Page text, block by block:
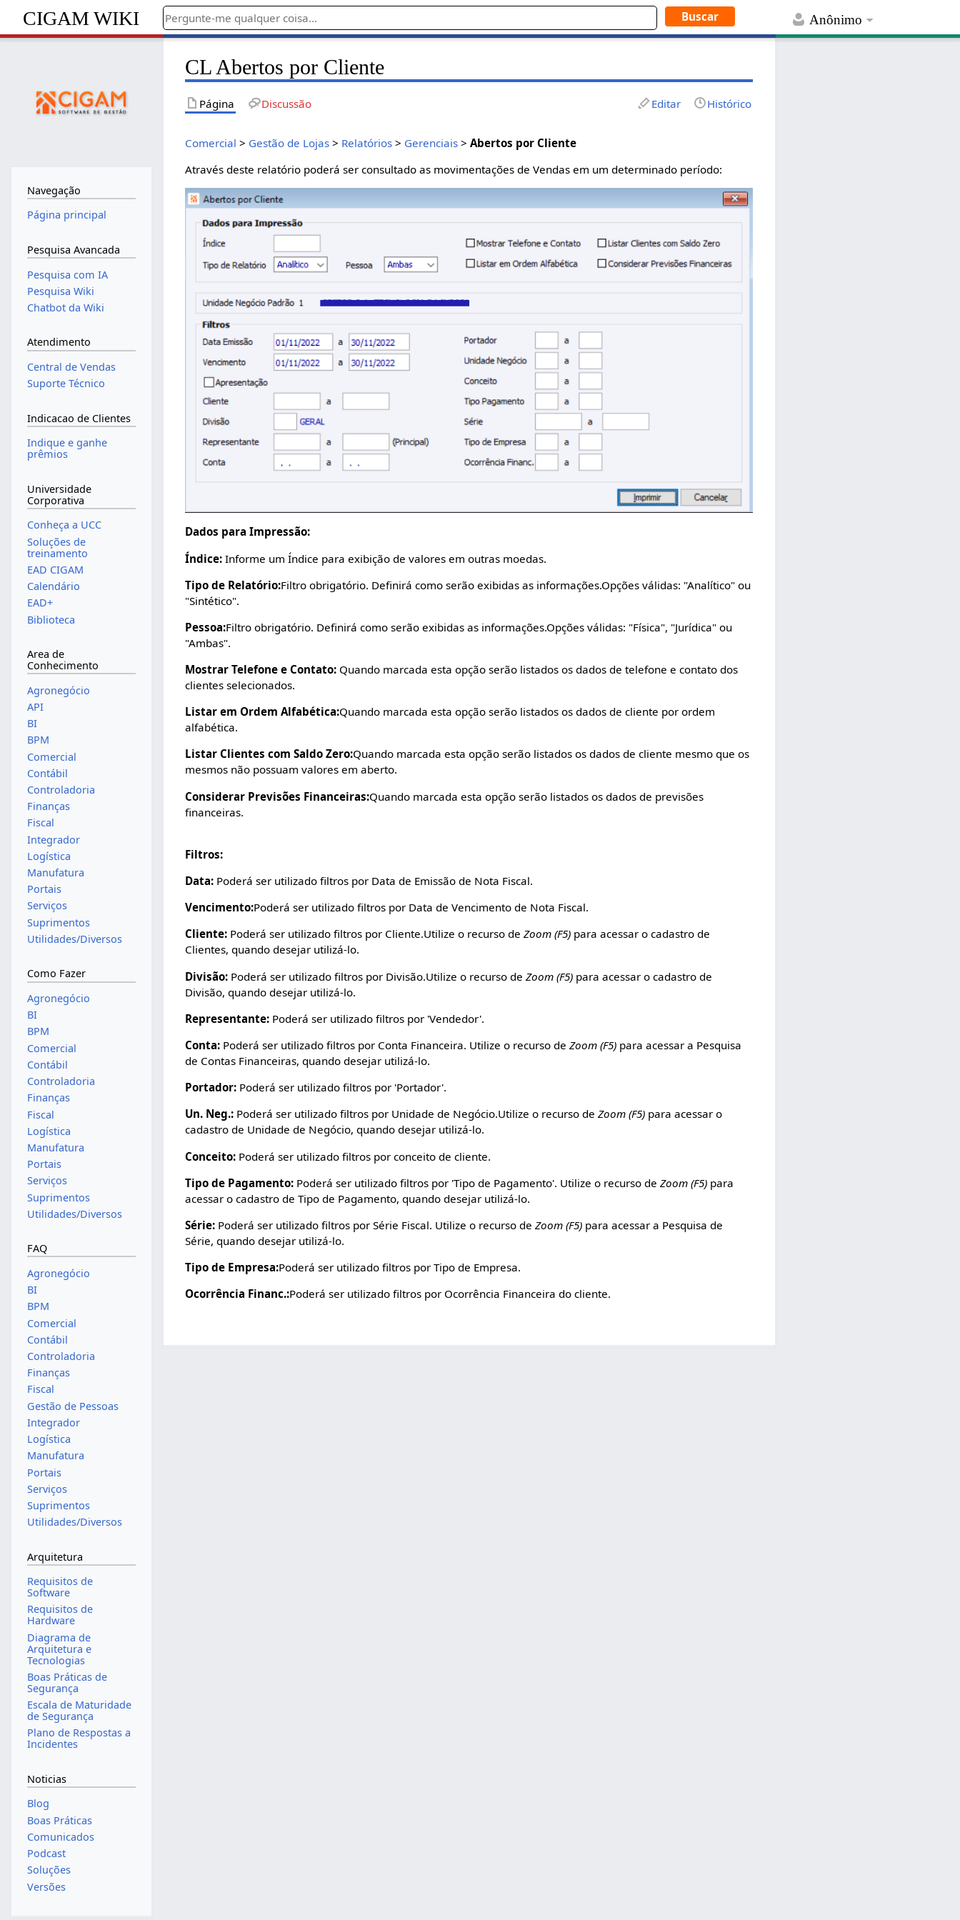
Anônimo
CIGAM WIKI
CL Abertos por Cliente
Página Discussão Editar Histórico
Comercial > Gestão de Lojas > Relatórios > Gerenciais >Abertos por Cliente
Através deste relatório poderá ser consultado as movimentações de Vendas em um determinado período:
Dados para Impressão:
Índice: Informe um Índice para exibição de valores em outras moedas.
Tipo de Relatório:Filtro obrigatório. Definirá como serão exibidas as informações.Opções válidas: "Analítico" ou
"Sintético".
Pessoa:Filtro obrigatório. Definirá como serão exibidas as informações.Opções válidas: "Física", "Jurídica" ou
"Ambas".
Mostrar Telefone e Contato: Quando marcada esta opção serão listados os dados de telefone e contato dos
clientes selecionados.
Listar em Ordem Alfabética:Quando marcada esta opção serão listados os dados de cliente por ordem
alfabética.
Listar Clientes com Saldo Zero:Quando marcada esta opção serão listados os dados de cliente mesmo que os
mesmos não possuam valores em aberto.
Considerar Previsões Financeiras:Quando marcada esta opção serão listados os dados de previsões
financeiras.
Filtros:
Data: Poderá ser utilizado filtros por Data de Emissão de Nota Fiscal.
Vencimento:Poderá ser utilizado filtros por Data de Vencimento de Nota Fiscal.
Cliente: Poderá ser utilizado filtros por Cliente.Utilize o recurso deZoom (F5) para acessar o cadastro de
Clientes, quando desejar utilizá-lo.
Divisão: Poderá ser utilizado filtros por Divisão.Utilize o recurso deZoom (F5) para acessar o cadastro de
Divisão, quando desejar utilizá-lo.
Representante: Poderá ser utilizado filtros por 'Vendedor'.
Conta: Poderá ser utilizado filtros por Conta Financeira. Utilize o recurso deZoom (F5) para acessar a Pesquisa
de Contas Financeiras, quando desejar utilizá-lo.
Portador: Poderá ser utilizado filtros por 'Portador'.
Un. Neg.: Poderá ser utilizado filtros por Unidade de Negócio.Utilize o recurso deZoom (F5) para acessar o
cadastro de Unidade de Negócio, quando desejar utilizá-lo.
Conceito: Poderá ser utilizado filtros por conceito de cliente.
Tipo de Pagamento: Poderá ser utilizado filtros por 'Tipo de Pagamento'. Utilize o recurso deZoom (F5) para
acessar o cadastro de Tipo de Pagamento, quando desejar utilizá-lo.
Série: Poderá ser utilizado filtros por Série Fiscal. Utilize o recurso deZoom (F5) para acessar a Pesquisa de
Série, quando desejar utilizá-lo.
Tipo de Empresa:Poderá ser utilizado filtros por Tipo de Empresa.
Ocorrência Financ.:Poderá ser utilizado filtros por Ocorrência Financeira do cliente.
Navegação
Página principal
Pesquisa Avancada
Pesquisa com IA
Pesquisa Wiki
Chatbot da Wiki
Atendimento
Central de Vendas
Suporte Técnico
Indicacao de Clientes
Indique e ganhe
prêmios
Universidade
Corporativa
Conheça a UCC
Soluções de
treinamento
EAD CIGAM
Calendário
EAD+
Biblioteca
Area de
Conhecimento
Agronegócio
API
BI
BPM
Comercial
Contábil
Controladoria
Finanças
Fiscal
Integrador
Logística
Manufatura
Portais
Serviços
Suprimentos
Utilidades/Diversos
Como Fazer
Agronegócio
BI
BPM
Comercial
Contábil
Controladoria
Finanças
Fiscal
Logística
Manufatura
Portais
Serviços
Suprimentos
Utilidades/Diversos
FAQ
Agronegócio
BI
BPM
Comercial
Contábil
Controladoria
Finanças
Fiscal
Gestão de Pessoas
Integrador
Logística
Manufatura
Portais
Serviços
Suprimentos
Utilidades/Diversos
Arquitetura
Requisitos de
Software
Requisitos de
Hardware
Diagrama de
Arquitetura e
Tecnologias
Boas Práticas de
Segurança
Escala de Maturidade
de Segurança
Plano de Respostas a
Incidentes
Noticias
Blog
Boas Práticas
Comunicados
Podcast
Soluções
Versões